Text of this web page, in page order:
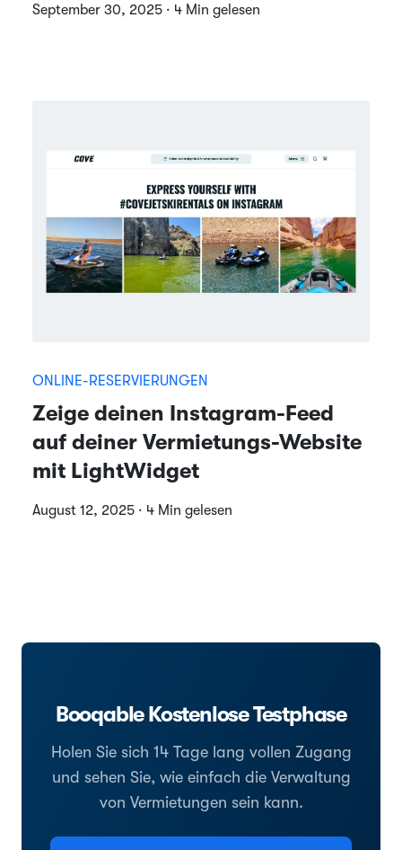
September 30, 2025 · 4 Min gelesen
ONLINE-RESERVIERUNGEN
Zeige deinen Instagram-Feed
auf deiner Vermietungs-Website
mit LightWidget
August 12, 2025 · 4 Min gelesen
Booqable Kostenlose Testphase
Holen Sie sich 14 Tage lang vollen Zugang
und sehen Sie, wie einfach die Verwaltung
von Vermietungen sein kann.